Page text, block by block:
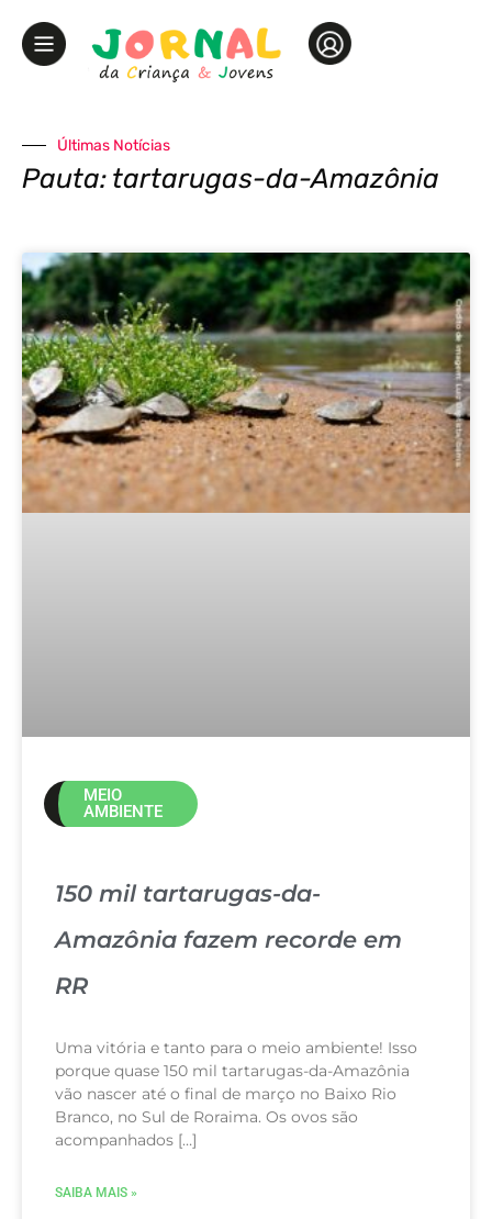
Últimas Notícias
Pauta: tartarugas-da-Amazônia
MEIO
AMBIENTE
150 mil tartarugas-da-
Amazônia fazem recorde em
RR
Uma vitória e tanto para o meio ambiente! Isso
porque quase 150 mil tartarugas-da-Amazônia
vão nascer até o final de março no Baixo Rio
Branco, no Sul de Roraima. Os ovos são
acompanhados […]
SAIBA MAIS »